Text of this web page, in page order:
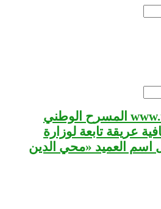
www.tna.dz المسرح الوطني
عريقة تابعة لوزارة
اسم العميد «محي الدين